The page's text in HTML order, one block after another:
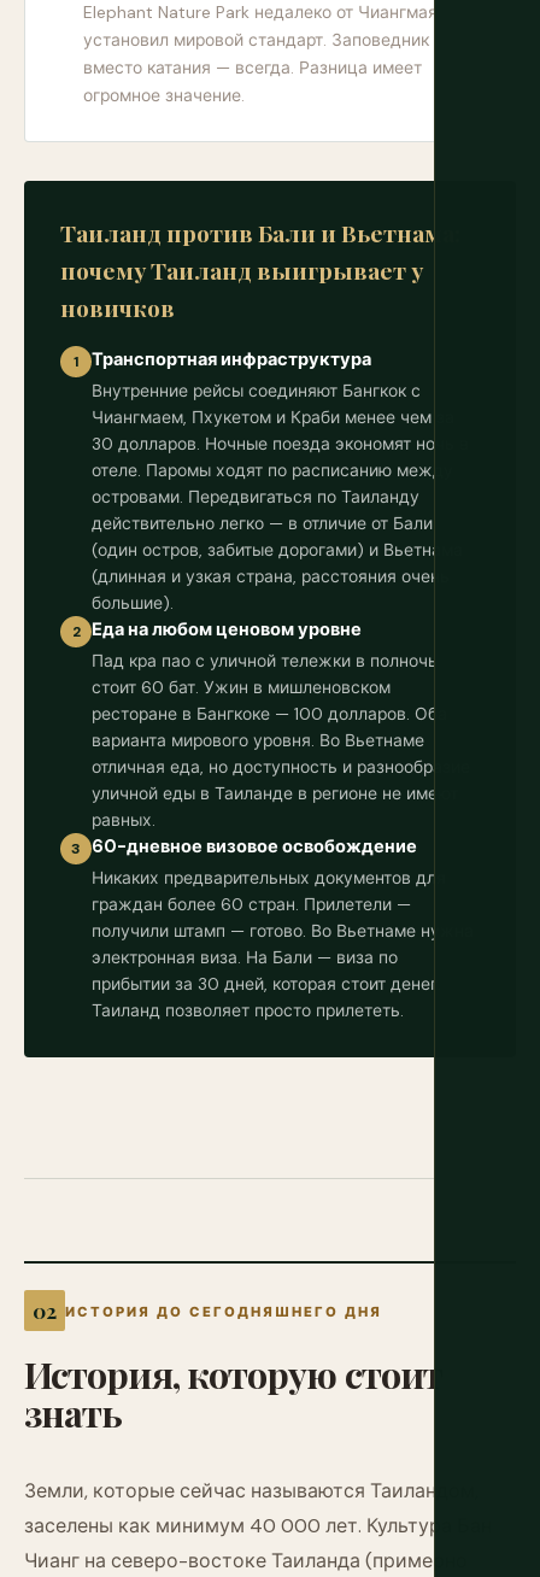
Elephant Nature Park недалеко от Чиангмая
установил мировой стандарт. Заповедник
вместо катания — всегда. Разница имеет
огромное значение.
Таиланд против Бали и Вьетнама:
почему Таиланд выигрывает у
новичков
1 Транспортная инфраструктура
Внутренние рейсы соединяют Бангкок с
Чиангмаем, Пхукетом и Краби менее чем за
30 долларов. Ночные поезда экономят ночь в
отеле. Паромы ходят по расписанию между
островами. Передвигаться по Таиланду
действительно легко — в отличие от Бали
(один остров, забитые дорогами) и Вьетнама
(длинная и узкая страна, расстояния очень
большие).
2 Еда на любом ценовом уровне
Пад кра пао с уличной тележки в полночь
стоит 60 бат. Ужин в мишленовском
ресторане в Бангкоке — 100 долларов. Оба
варианта мирового уровня. Во Вьетнаме
отличная еда, но доступность и разнообразие
уличной еды в Таиланде в регионе не имеют
равных.
3 60-дневное визовое освобождение
Никаких предварительных документов для
граждан более 60 стран. Прилетели —
получили штамп — готово. Во Вьетнаме нужна
электронная виза. На Бали — виза по
прибытии за 30 дней, которая стоит денег.
Таиланд позволяет просто прилететь.
ИСТОРИЯ ДО СЕГОДНЯШНЕГО ДНЯ
История,которуюстоит
знать
Земли, которые сейчас называются Таиландом,
заселены как минимум 40 000 лет. Культура Бан
Чианг на северо-востоке Таиланда (примерно